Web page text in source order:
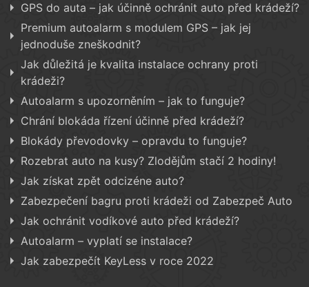
GPS do auta – jak účinně ochránit auto před krádeží?
Premium autoalarm s modulem GPS – jak jej
jednoduše zneškodnit?
Jak důležitá je kvalita instalace ochrany proti
krádeži?
Autoalarm s upozorněním – jak to funguje?
Chrání blokáda řízení účinně před krádeží?
Blokády převodovky – opravdu to funguje?
Rozebrat auto na kusy? Zlodějům stačí 2 hodiny!
Jak získat zpět odcizéne auto?
Zabezpečení bagru proti krádeži od Zabezpeč Auto
Jak ochránit vodíkové auto před krádeží?
Autoalarm – vyplatí se instalace?
Jak zabezpečít KeyLess v roce 2022